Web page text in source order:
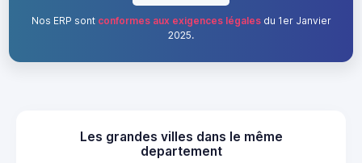
Nos ERP sont conformes aux exigences légalesdu 1er Janvier
2025.
Les grandes villes dans le même
departement